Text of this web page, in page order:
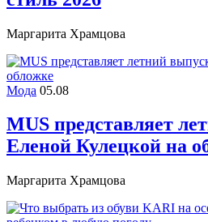
Маргарита Храмцова
Мода 05.08
MUS представляет
Еленой Кулецкой на
Маргарита Храмцова